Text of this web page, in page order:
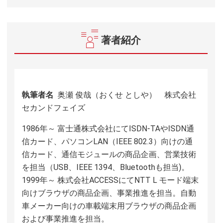
著者紹介
執筆者名 奥瀬 俊哉（おくせ としや） 株式会社
セカンドフェイズ
1986年～ 富士通株式会社にてISDN-TAやISDN通
信カード、パソコンLAN（IEEE 802.3）向けの通
信カード、通信モジュールの商品企画、営業技術
を担当（USB、IEEE 1394、Bluetoothも担当)。
1999年～ 株式会社ACCESSにてNTT L モード端末
向けブラウザの商品企画、事業推進を担当。自動
車メーカー向けの車載端末用ブラウザの商品企画
および事業推進を担当。